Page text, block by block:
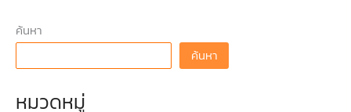
ค้นหา
ค้นหา
หมวดหมู่